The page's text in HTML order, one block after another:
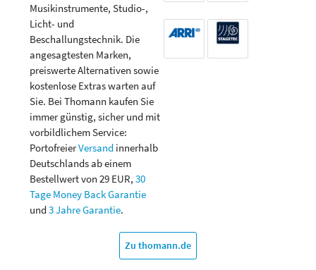
Musikinstrumente, Studio-,
Licht- und
Beschallungstechnik. Die
angesagtesten Marken,
preiswerte Alternativen sowie
kostenlose Extras warten auf
Sie. Bei Thomann kaufen Sie
immer günstig, sicher und mit
vorbildlichem Service:
PortofreierVersandinnerhalb
Deutschlands ab einem
Bestellwert von 29 EUR, 30
Tage Money Back Garantie
und 3 Jahre Garantie.
Zu thomann.de